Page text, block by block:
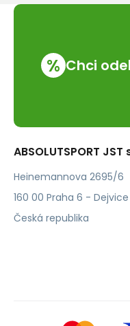
% Chci
ABSOLUTSPORT JST
Heinemannova 2695/6
160 00 Praha 6 - Dejvice
Česká republika